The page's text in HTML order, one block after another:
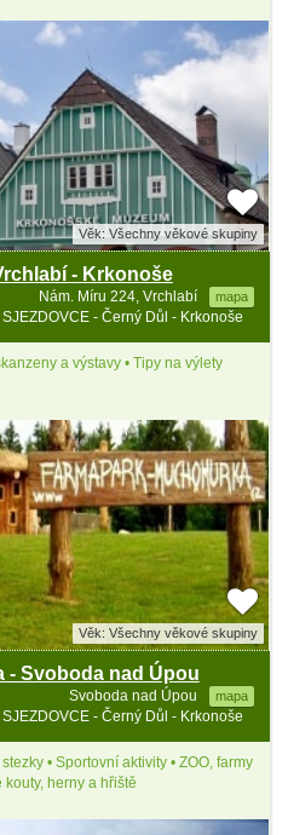
Věk: Všechny věkové skupiny
- Krkonoše
Nám. Míru 224, Vrchlabí mapa
- Černý Důl - Krkonoše
a výstavy • Tipy na výlety
Věk: Všechny věkové skupiny
- Svoboda nad Úpou
Svoboda nad Úpou mapa
- Černý Důl - Krkonoše
• Sportovní aktivity • ZOO, farmy
kouty, herny a hřiště